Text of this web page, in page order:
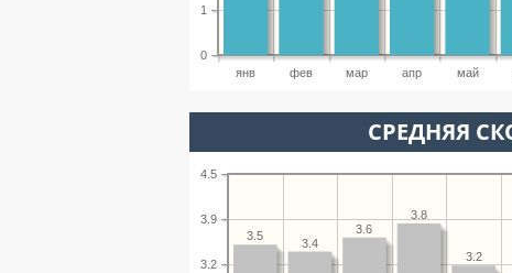
янв фев мар апр май
0
1
СРЕДНЯЯ
3.2
3.9
4.5
3.2
3.8
3.6
3.4
3.5